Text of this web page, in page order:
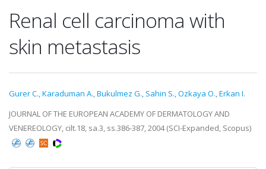
Renal cell carcinoma with
skin metastasis
Gurer C.,Karaduman A.,Bukulmez G., Sahin S.,Ozkaya O.,Erkan I.
JOURNAL OF THE EUROPEAN ACADEMY OF DERMATOLOGY AND
VENEREOLOGY, cilt.18, sa.3, ss.386-387, 2004 (SCI-Expanded, Scopus)